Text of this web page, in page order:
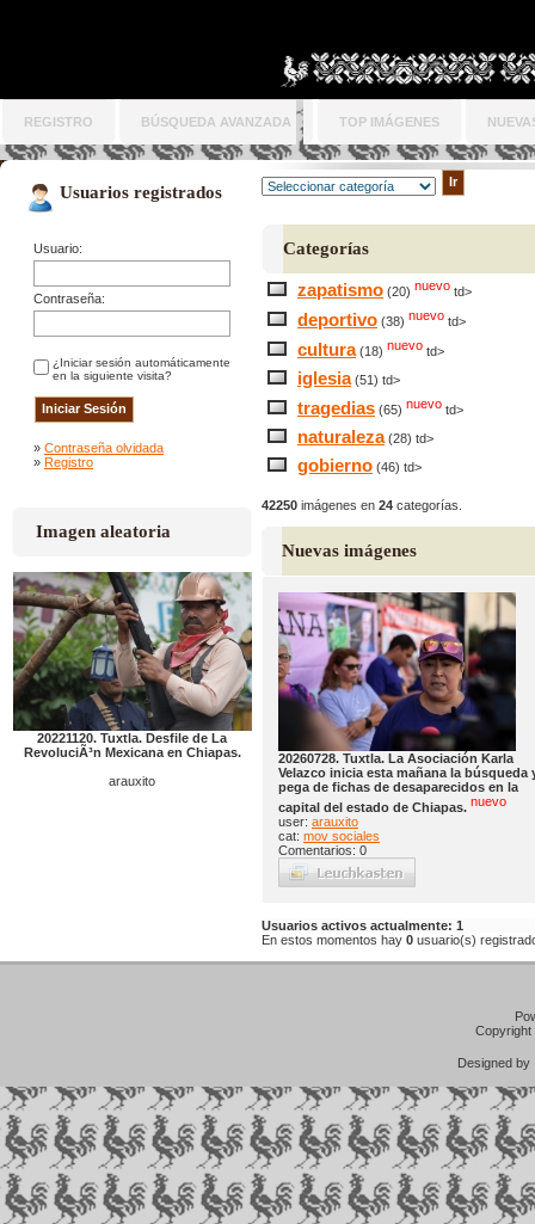
REGISTRO BÚSQUEDA AVANZADA TOP IMÁGENES
Usuarios registrados
Usuario:
Contraseña:
¿Iniciar sesión automáticamente
en la siguiente visita?
» Contraseña olvidada
» Registro
Imagen aleatoria
20221120. Tuxtla. Desfile de La
RevoluciÃ³n Mexicana en Chiapas.
arauxito
Categorías
zapatismo (20) nuevo td>
deportivo (38) nuevo td>
cultura(18) nuevo td>
iglesia(51) td>
tragedias (65) nuevo td>
naturaleza(28) td>
gobierno (46) td>
42250 imágenes en 24 categorías.
Nuevas imágenes
20260728. Tuxtla. La Asociación Karla
Velazco inicia esta mañana la búsqueda
pega de fichas de desaparecidos en la
capital del estado de Chiapas. nuevo
user: arauxito
cat: mov sociales
Comentarios: 0
Usuarios activos actualmente: 1
En estos momentos hay 0 usuario(s)
Designed